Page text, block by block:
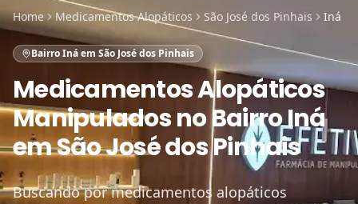
Home Medicamentos Alopáticos São José dos Pinhais Iná
Bairro Iná em São José dos Pinhais
Medicamentos Alopáticos
ManipuladosnoBairro Iná
em São José dos Pinhais
Buscando por medicamentos alopáticos